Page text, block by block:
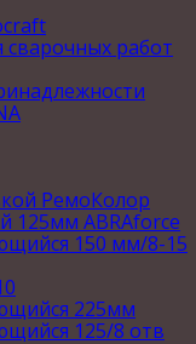
работ
РемоКолор
125мм ABRAforce
150 мм/8-15
225мм
125/8 отв